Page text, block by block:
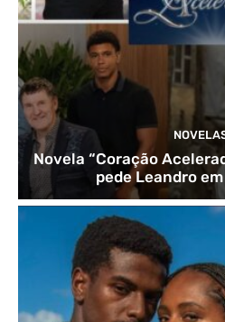
Novela “Coração
pede Leandro